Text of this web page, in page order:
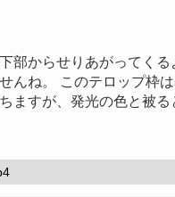
部からせりあがってく
んね。 このテロップ枠
ますが、発光の色と被